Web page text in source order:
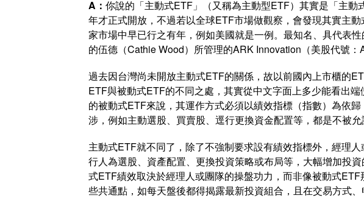
A： 你說的「主動式ETF」（又稱為主動型ETF）其實是「主動
年才正式開放，不過若以全球ETF市場做觀察，會發現其實主
家市場中早已行之有年，例如美國就是一例。最知名、具代表
的伍德（Cathie Wood）所管理的ARK Innovation（美股代號：
過去因台灣尚未開放主動式ETF的關係，故以前國內上市櫃的
ETF與被動式ETF的不同之處，其實從中文字面上多少能看出
的被動式ETF來說，其運作方式必須以績效指標（指數）為依
涉，例如主動選股、買賣股、逕行更換資金配置等，都是不被允
主動式ETF就不同了，除了不強制要求設有績效指標外，經理
行人為選股、資產配置、更換投資策略或布局等，大幅增加投
式ETF績效取決於經理人或團隊的操盤功力，而非像被動式
些共通點，如每天盤後都得揭露最新投資組合，且在交易方式、